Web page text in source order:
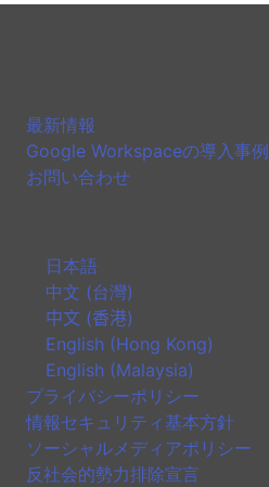
最新情報
Google Workspaceの導入事例
お問い合わせ
日本語
中文 (台灣)
中文 (香港)
English (Hong Kong)
English (Malaysia)
プライバシーポリシー
情報セキュリティ基本方針
ソーシャルメディアポリシー
反社会的勢力排除宣言